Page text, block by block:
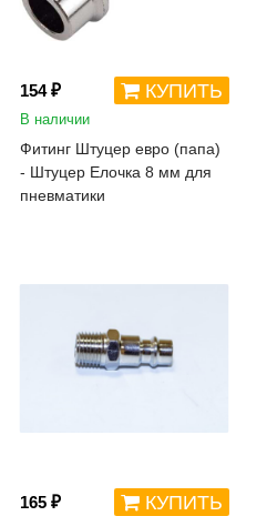
154 ₽ КУПИТЬ
В наличии
Фитинг Штуцер евро (папа)
- Штуцер Елочка 8 мм для
пневматики
165 ₽ КУПИТЬ